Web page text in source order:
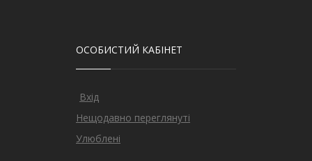
ОСОБИСТИЙ КАБІНЕТ
Вхід
Нещодавно переглянуті
Улюблені